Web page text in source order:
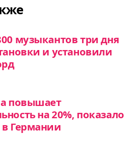
музыкантов три дня
и установили
повышает
на 20%, показало
Германии